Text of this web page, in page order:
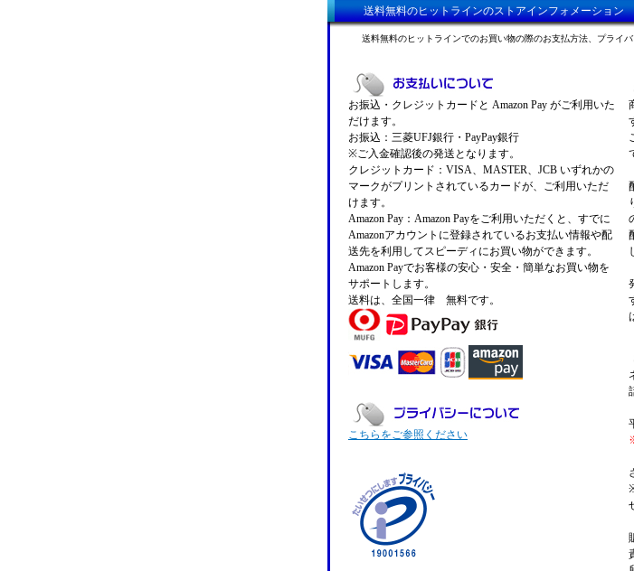
送料無料のヒットラインのストアインフォメーション
送料無料のヒットラインでのお買い物の際のお支払方法、プライ
お振込・クレジットカードと Amazon Pay がご利用いた
だけます。
お振込：三菱UFJ銀行・PayPay銀行
※ご入金確認後の発送となります。
クレジットカード：VISA、MASTER、JCB いずれかの
マークがプリントされているカードが、ご利用いただ
けます。
Amazon Pay：Amazon Payをご利用いただくと、すでに
Amazonアカウントに登録されているお支払い情報や配
送先を利用してスピーディにお買い物ができます。
Amazon Payでお客様の安心・安全・簡単なお買い物を
サポートします。
送料は、全国一律 無料です。
こちらをご参照ください